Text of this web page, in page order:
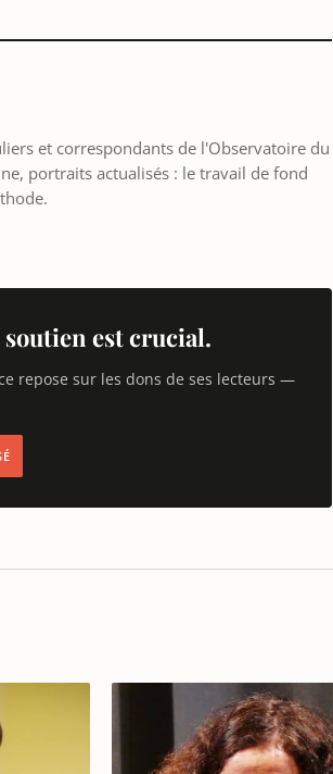
et correspondants de l'Observatoire du
portraits actualisés : le travail de fond
est crucial.
repose sur les dons de ses lecteurs —